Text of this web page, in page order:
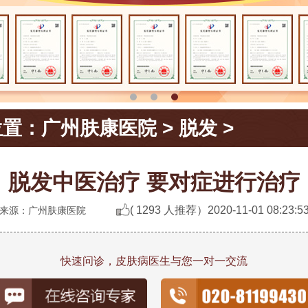
： 广州肤康医院> 脱发 >
脱发中医治疗 要对症进行治疗
源：广州肤康医院 ( 1293 人推荐） 2020-11-01
快速问诊，皮肤病医生与您一对一交流